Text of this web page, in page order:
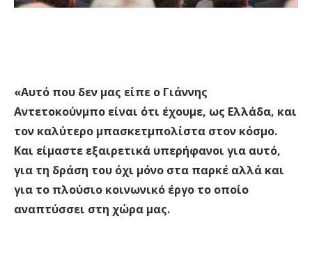
«Αυτό που δεν μας είπε ο Γιάννης
Αντετοκούνμπο είναι ότι έχουμε, ως Ελλάδα, και
τον καλύτερο μπασκετμπολίστα στον κόσμο.
Και είμαστε εξαιρετικά υπερήφανοι για αυτό,
για τη δράση του όχι μόνο στα παρκέ αλλά και
για το πλούσιο κοινωνικό έργο το οποίο
αναπτύσσει στη χώρα μας.